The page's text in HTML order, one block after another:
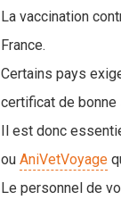
La vaccination
France.
Certains pays
certificat de bonne
Il est donc
ou AniVetVoyage
Le personnel de